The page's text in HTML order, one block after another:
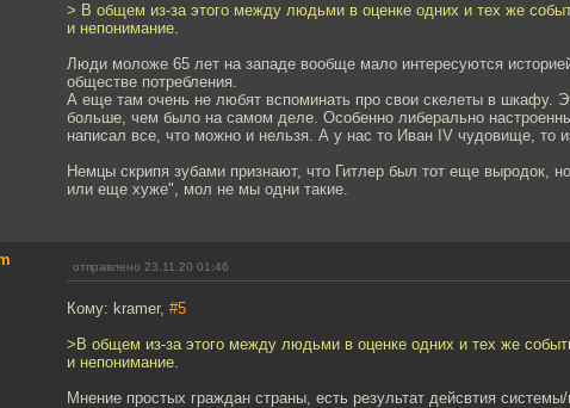
> В общем из-за этого между людьми в оценке одних и тех же
и непонимание.
Люди моложе 65 лет на западе вообще мало интересуются
обществе потребления.
А еще там очень не любят вспоминать про свои скелеты в шкафу.
больше, чем было на самом деле. Особенно либерально
написал все, что можно и нельзя. А у нас то Иван IV чудовище, то
Немцы скрипя зубами признают, что Гитлер был тот еще выродок,
или еще хуже", мол не мы одни такие.
отправлено 23.11.20 01:46
Кому: kramer, #5
>В общем из-за этого между людьми в оценке одних и тех же
и непонимание.
Мнение простых граждан страны, есть результат дейсвтия